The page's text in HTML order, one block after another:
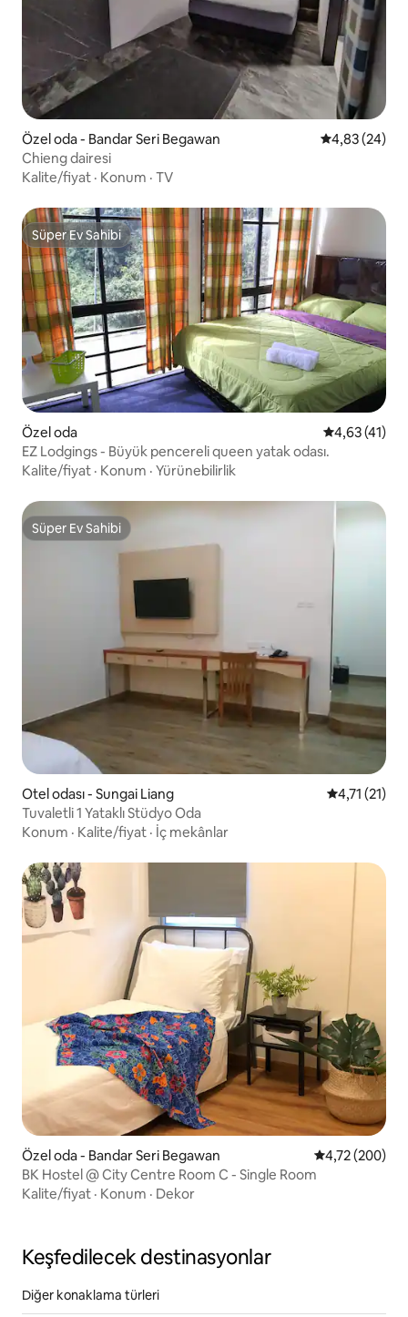
Özel oda - Bandar Seri Begawan 5 üzerinden
4,83 (24)
Chieng dairesi
Kalite/fiyat · Konum · TV
Süper Ev Sahibi
Süper Ev Sahibi
Özel oda 5 üzerinden
4,63 (41)
EZ Lodgings - Büyük pencereli queen yatak odası.
Kalite/fiyat · Konum · Yürünebilirlik
Süper Ev Sahibi
Süper Ev Sahibi
Otel odası - Sungai Liang 5 üzerinden
4,71 (21)
Tuvaletli 1 Yataklı Stüdyo Oda
Konum · Kalite/fiyat · İç mekânlar
Özel oda - Bandar Seri Begawan 5 üzerinden
4,72 (200)
BK Hostel @ City Centre Room C - Single Room
Kalite/fiyat · Konum · Dekor
Keşfedilecek destinasyonlar
Diğer konaklama türleri